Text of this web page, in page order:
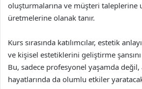
oluşturmalarına ve müşteri taleplerine
üretmelerine olanak tanır.
Kurs sırasında katılımcılar, estetik
ve kişisel estetiklerini geliştirme
Bu, sadece profesyonel yaşamda değil,
hayatlarında da olumlu etkiler